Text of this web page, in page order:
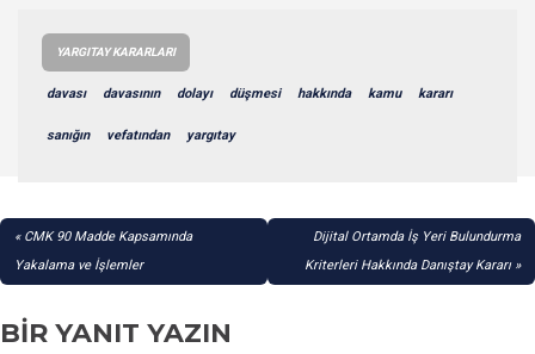
YARGITAY KARARLARI
davası davasının dolayı düşmesi hakkında kamu kararı
sanığın vefatından yargıtay
YAZI
GEZINMESI
CMK 90 Madde Kapsamında
Yakalama ve İşlemler
Dijital Ortamda İş Yeri Bulundurma
Kriterleri Hakkında Danıştay Kararı
BIR YANIT YAZIN